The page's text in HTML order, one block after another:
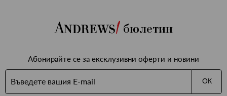
бюлетин
Абонирайте се за ексклузивни оферти и новини
ОК